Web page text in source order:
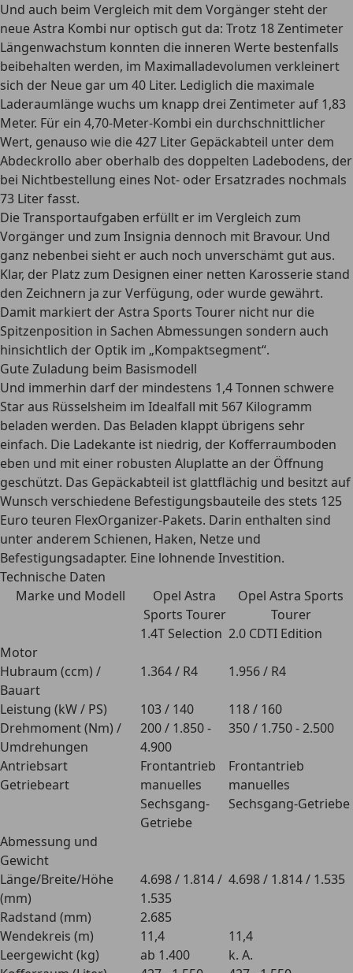
Und auch beim Vergleich mit dem Vorgänger steht der
neue Astra Kombi nur optisch gut da: Trotz 18 Zentimeter
Längenwachstum konnten die inneren Werte bestenfalls
beibehalten werden, im Maximalladevolumen verkleinert
sich der Neue gar um 40 Liter. Lediglich die maximale
Laderaumlänge wuchs um knapp drei Zentimeter auf 1,83
Meter. Für ein 4,70-Meter-Kombi ein durchschnittlicher
Wert, genauso wie die 427 Liter Gepäckabteil unter dem
Abdeckrollo aber oberhalb des doppelten Ladebodens, der
bei Nichtbestellung eines Not- oder Ersatzrades nochmals
73 Liter fasst.
Die Transportaufgaben erfüllt er im Vergleich zum
Vorgänger und zum Insignia dennoch mit Bravour. Und
ganz nebenbei sieht er auch noch unverschämt gut aus.
Klar, der Platz zum Designen einer netten Karosserie stand
den Zeichnern ja zur Verfügung, oder wurde gewährt.
Damit markiert der Astra Sports Tourer nicht nur die
Spitzenposition in Sachen Abmessungen sondern auch
hinsichtlich der Optik im „Kompaktsegment“.
Gute Zuladung beim Basismodell
Und immerhin darf der mindestens 1,4 Tonnen schwere
Star aus Rüsselsheim im Idealfall mit 567 Kilogramm
beladen werden. Das Beladen klappt übrigens sehr
einfach. Die Ladekante ist niedrig, der Kofferraumboden
eben und mit einer robusten Aluplatte an der Öffnung
geschützt. Das Gepäckabteil ist glattflächig und besitzt auf
Wunsch verschiedene Befestigungsbauteile des stets 125
Euro teuren FlexOrganizer-Pakets. Darin enthalten sind
unter anderem Schienen, Haken, Netze und
Befestigungsadapter. Eine lohnende Investition.
Technische Daten
Marke und Modell
Opel Astra
Sports Tourer
Opel Astra Sports
Tourer
1.4T Selection 2.0 CDTI Edition
Motor
Hubraum (ccm) /
Bauart
1.364 / R4 1.956 / R4
Leistung (kW / PS) 103 / 140
118 / 160
Drehmoment (Nm) /
Umdrehungen
200 / 1.850 -
4.900
350 / 1.750 - 2.500
Antriebsart Frontantrieb
Frontantrieb
Getriebeart
manuelles
Sechsgang-
Getriebe
manuelles
Sechsgang-Getriebe
Abmessung und
Gewicht
Länge/Breite/Höhe
(mm)
4.698 / 1.814 /
1.535
4.698 / 1.814 / 1.535
Radstand (mm)
2.685
Wendekreis (m)
11,4
11,4
Leergewicht (kg)
ab 1.400
k. A.